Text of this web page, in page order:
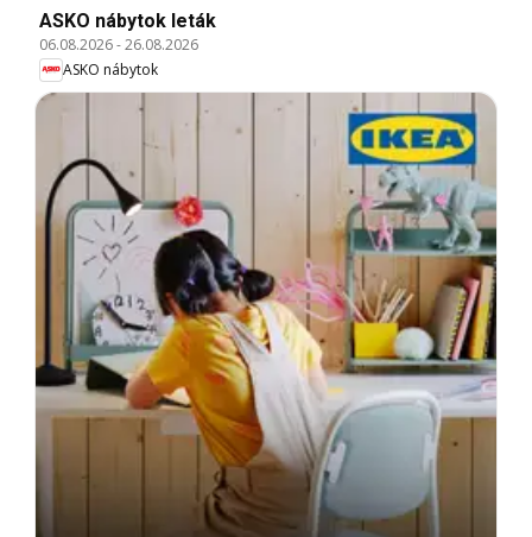
ASKO nábytok leták
06.08.2026-26.08.2026
ASKO nábytok